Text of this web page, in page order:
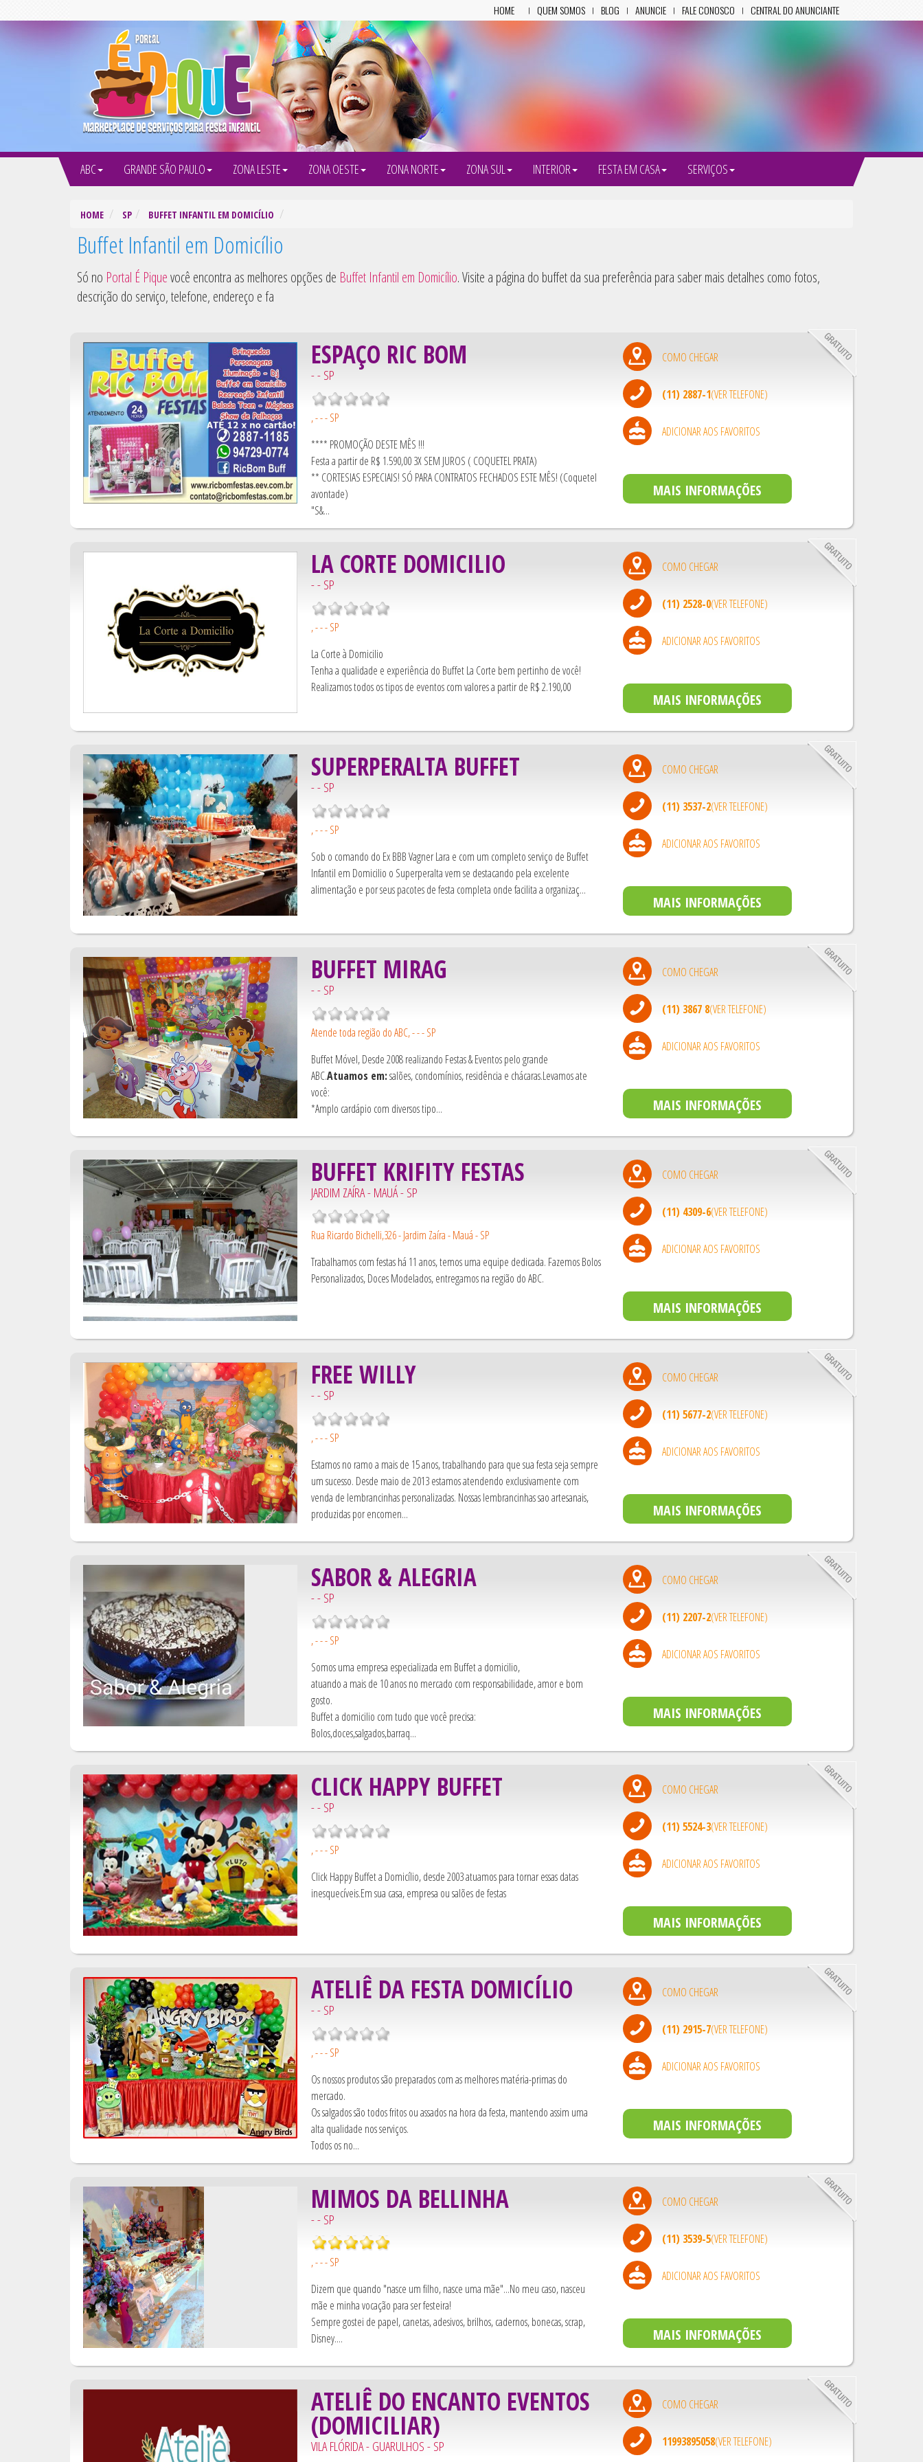
HOME QUEM SOMOS BLOG ANUNCIE FALE CONOSCO CENTRAL DO ANUNCIANTE
ABC GRANDE SÃO PAULO ZONA LESTE ZONA OESTE ZONA NORTE ZONA SUL INTERIOR FESTA EM CASA SERVIÇOS
HOME SP BUFFET INFANTIL EM DOMICÍLIO
Buffet Infantil em Domicílio
Só no Portal É Piquevocê encontra as melhores opções de Buffet Infantil em Domicílio. Visite a página do buffet da sua preferência para saber mais detalhes como fotos,
descrição do serviço, telefone, endereço e fa
ESPAÇO RIC BOM
- - SP
, - - - SP
**** PROMOÇÃO DESTE MÊS !!!
Festa a partir de R$ 1.590,00 3X SEM JUROS ( COQUETEL PRATA)
** CORTESIAS ESPECIAIS! SÓ PARA CONTRATOS FECHADOS ESTE MÊS! (Coquetel
avontade)
"S&...
COMO CHEGAR
(11) 2887-1(VER TELEFONE)
ADICIONAR AOS FAVORITOS
MAIS INFORMAÇÕES
LA CORTE DOMICILIO
- - SP
, - - - SP
La Corte à Domicilio
Tenha a qualidade e experiência do Buffet La Corte bem pertinho de você!
Realizamos todos os tipos de eventos com valores a partir de R$ 2.190,00
COMO CHEGAR
(11) 2528-0(VER TELEFONE)
ADICIONAR AOS FAVORITOS
MAIS INFORMAÇÕES
SUPERPERALTA BUFFET
- - SP
, - - - SP
Sob o comando do Ex BBB Vagner Lara e com um completo serviço de Buffet
Infantil em Domicilio o Superperalta vem se destacando pela excelente
alimentação e por seus pacotes de festa completa onde facilita a organizaç...
COMO CHEGAR
(11) 3537-2(VER TELEFONE)
ADICIONAR AOS FAVORITOS
MAIS INFORMAÇÕES
BUFFET MIRAG
- - SP
Atende toda região do ABC, - - - SP
Buffet Móvel, Desde 2008 realizando Festas & Eventos pelo grande
ABC.Atuamos em:salões, condomínios, residência e chácaras.Levamos ate
você:
*Amplo cardápio com diversos tipo...
COMO CHEGAR
(11) 3867 8(VER TELEFONE)
ADICIONAR AOS FAVORITOS
MAIS INFORMAÇÕES
BUFFET KRIFITY FESTAS
JARDIM ZAÍRA - MAUÁ - SP
Rua Ricardo Bichelli,326 - Jardim Zaíra - Mauá - SP
Trabalhamos com festas há 11 anos, temos uma equipe dedicada. Fazemos Bolos
Personalizados, Doces Modelados, entregamos na região do ABC.
COMO CHEGAR
(11) 4309-6(VER TELEFONE)
ADICIONAR AOS FAVORITOS
MAIS INFORMAÇÕES
FREE WILLY
- - SP
, - - - SP
Estamos no ramo a mais de 15 anos, trabalhando para que sua festa seja sempre
um sucesso. Desde maio de 2013 estamos atendendo exclusivamente com
venda de lembrancinhas personalizadas. Nossas lembrancinhas sao artesanais,
produzidas por encomen...
COMO CHEGAR
(11) 5677-2(VER TELEFONE)
ADICIONAR AOS FAVORITOS
MAIS INFORMAÇÕES
SABOR & ALEGRIA
- - SP
, - - - SP
Somos uma empresa especializada em Buffet a domicilio,
atuando a mais de 10 anos no mercado com responsabilidade, amor e bom
gosto.
Buffet a domicilio com tudo que você precisa:
Bolos,doces,salgados,barraq...
COMO CHEGAR
(11) 2207-2(VER TELEFONE)
ADICIONAR AOS FAVORITOS
MAIS INFORMAÇÕES
CLICK HAPPY BUFFET
- - SP
, - - - SP
Click Happy Buffet a Domicílio, desde 2003 atuamos para tornar essas datas
inesquecíveis.Em sua casa, empresa ou salões de festas
COMO CHEGAR
(11) 5524-3(VER TELEFONE)
ADICIONAR AOS FAVORITOS
MAIS INFORMAÇÕES
ATELIÊ DA FESTA DOMICÍLIO
- - SP
, - - - SP
Os nossos produtos são preparados com as melhores matéria-primas do
mercado.
Os salgados são todos fritos ou assados na hora da festa, mantendo assim uma
alta qualidade nos serviços.
Todos os no...
COMO CHEGAR
(11) 2915-7(VER TELEFONE)
ADICIONAR AOS FAVORITOS
MAIS INFORMAÇÕES
MIMOS DA BELLINHA
- - SP
, - - - SP
Dizem que quando "nasce um filho, nasce uma mãe"...No meu caso, nasceu
mãe e minha vocação para ser festeira!
Sempre gostei de papel, canetas, adesivos, brilhos, cadernos, bonecas, scrap,
Disney....
COMO CHEGAR
(11) 3539-5(VER TELEFONE)
ADICIONAR AOS FAVORITOS
MAIS INFORMAÇÕES
ATELIÊ DO ENCANTO EVENTOS
(DOMICILIAR)
VILA FLÓRIDA - GUARULHOS - SP
COMO CHEGAR
11993895058(VER TELEFONE)